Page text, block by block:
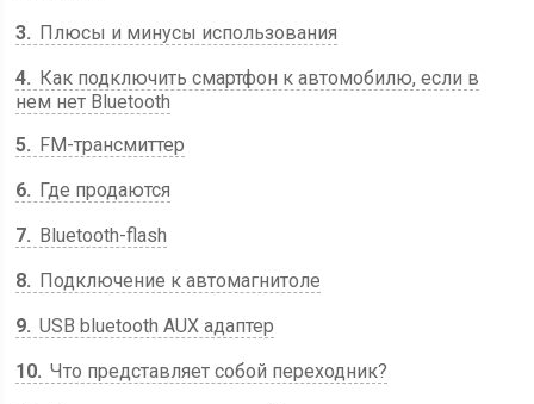
3
Плюсы и минусы использования
4
Как подключить смартфон к автомобилю, если в
нем нет Bluetooth
5
FM-трансмиттер
6
Где продаются
7
Bluetooth-flash
8
Подключение к автомагнитоле
9 USB bluetooth AUX адаптер
10 Что представляет собой переходник?